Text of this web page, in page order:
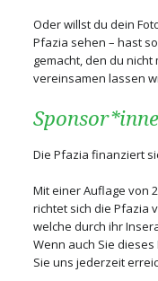
Oder willst du dein
Pfazia sehen – hast
gemacht, den du
vereinsamen lassen
Die Pfazia finanziert
Mit einer Auflage von
richtet sich die Pfazia
welche durch ihr
Wenn auch Sie
Sie uns jederzeit